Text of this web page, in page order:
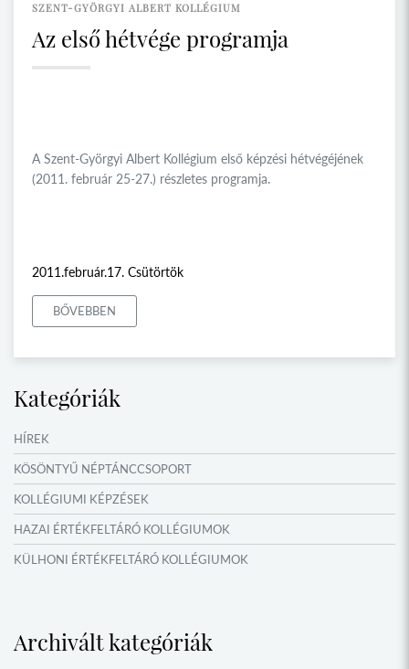
SZENT-GYÖRGYI ALBERT KOLLÉGIUM
Az első hétvége programja
A Szent-Györgyi Albert Kollégium első képzési hétvégéjének
(2011. február 25-27.) részletes programja.
2011.február.17. Csütörtök
BŐVEBBEN
Kategóriák
HÍREK
KÖSÖNTYŰ NÉPTÁNCCSOPORT
KOLLÉGIUMI KÉPZÉSEK
HAZAI ÉRTÉKFELTÁRÓ KOLLÉGIUMOK
KÜLHONI ÉRTÉKFELTÁRÓ KOLLÉGIUMOK
IDŐSZAKI KIÁLLÍTÁSOK
Archivált kategóriák